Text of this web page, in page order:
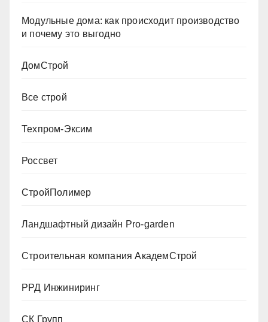
Модульные дома: как происходит производство
и почему это выгодно
ДомСтрой
Все строй
Техпром-Эксим
Россвет
СтройПолимер
Ландшафтный дизайн Pro-garden
Строительная компания АкадемСтрой
РРД Инжиниринг
СК Групп